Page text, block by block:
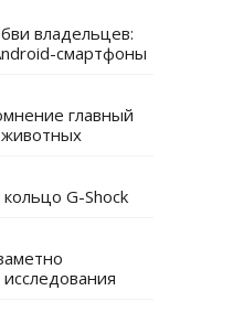
владельцев:
смартфоны
главный
G-Shock